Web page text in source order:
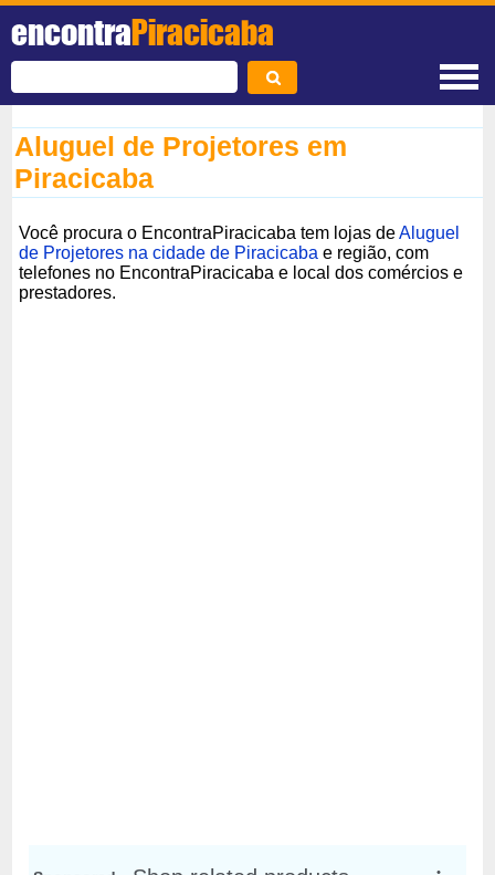
encontraPiracicaba
Aluguel de Projetores em
Piracicaba
Você procura o EncontraPiracicaba tem lojas deAluguel
de Projetores na cidade de Piracicaba e região, com
telefones no EncontraPiracicaba e local dos comércios e
prestadores.